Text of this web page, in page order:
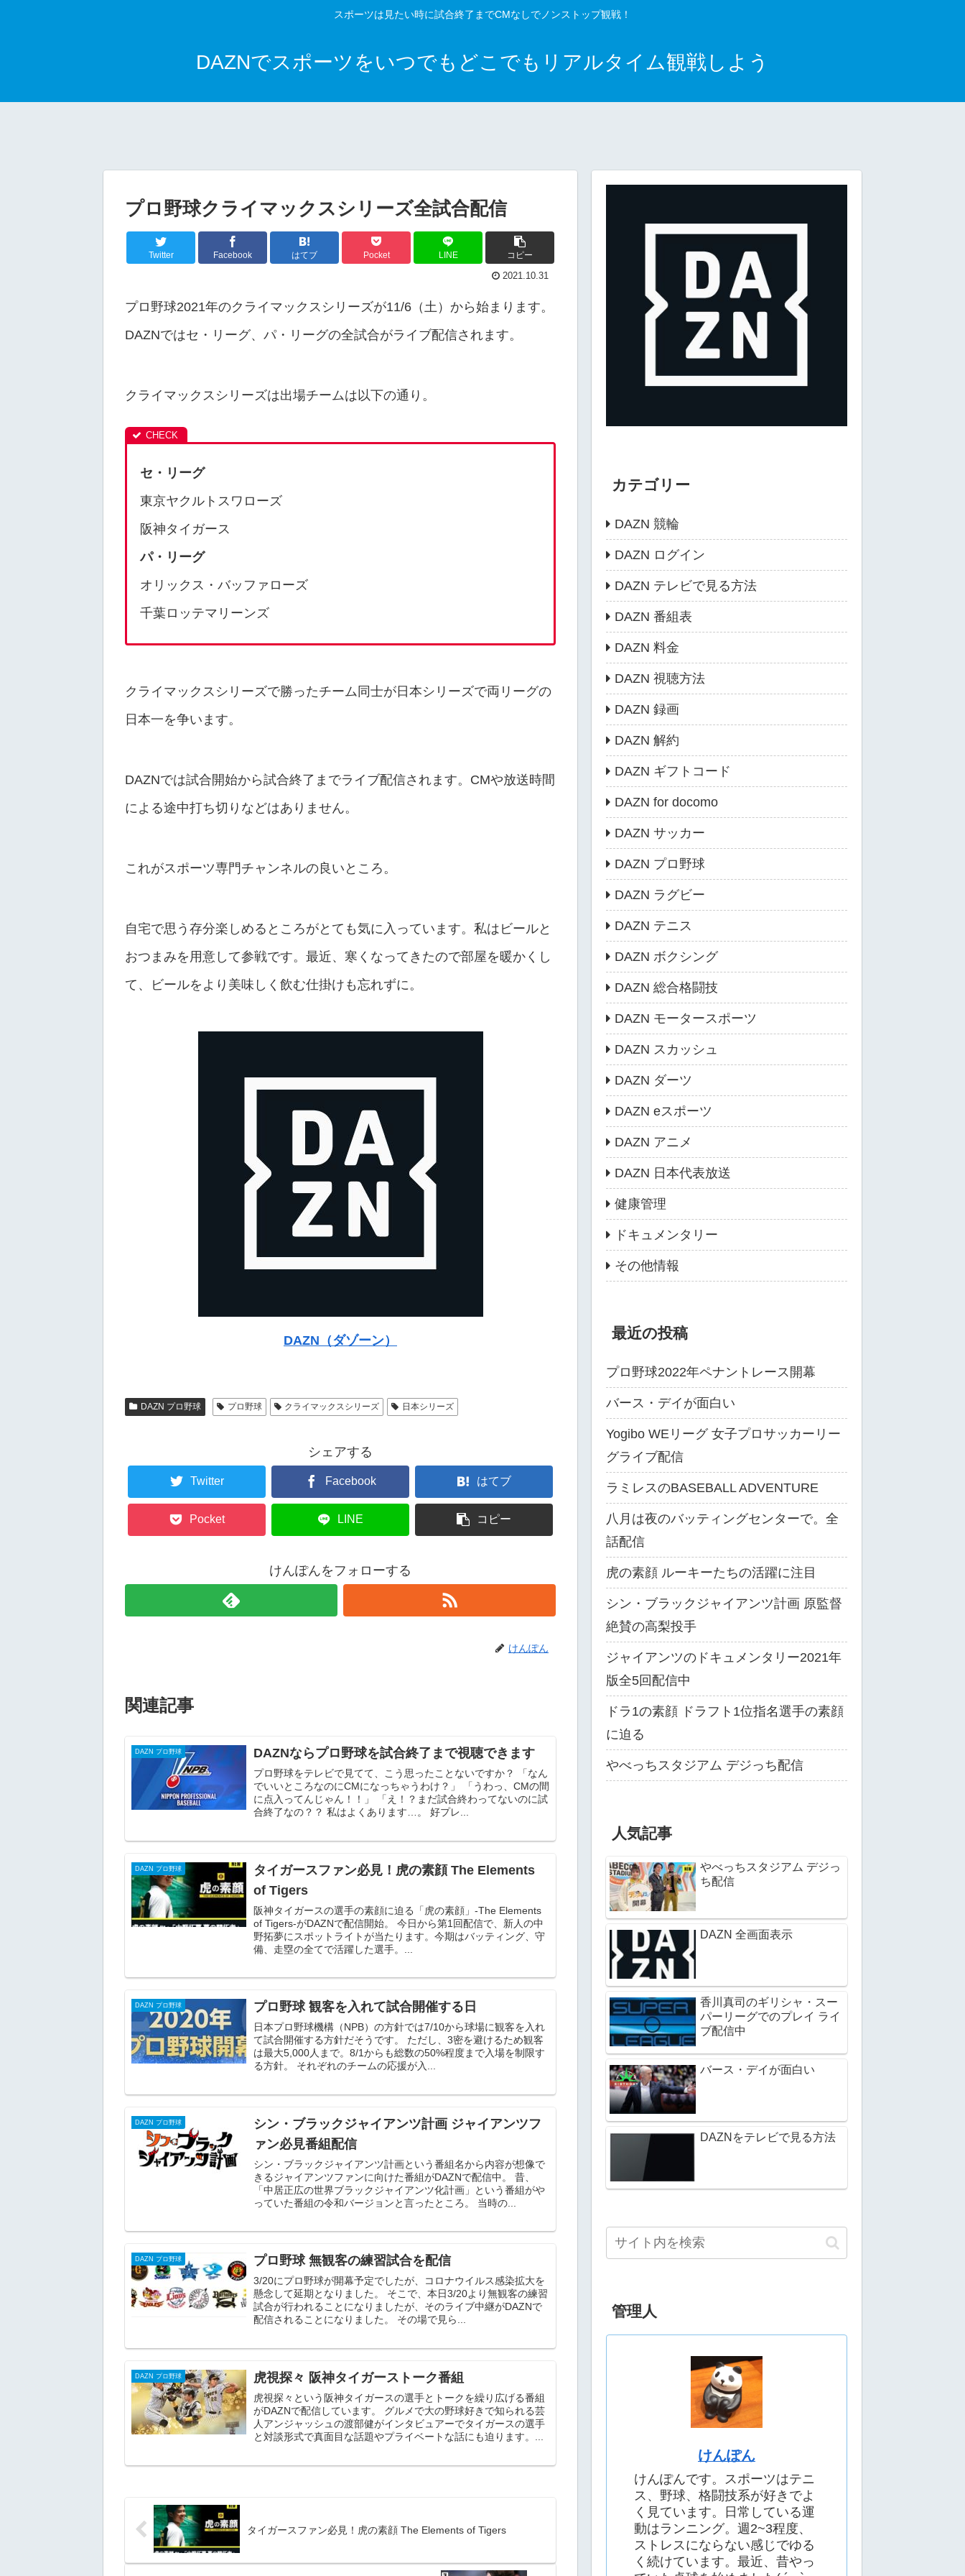
スポーツは見たい時に試合終了までCMなしでノンストップ観戦！
DAZNでスポーツをいつでもどこでもリアルタイム観戦しよう
プロ野球クライマックスシリーズ全試合配信
Twitter Facebook はてブ Pocket LINE コピー
2021.10.31
プロ野球2021年のクライマックスシリーズが11/6（土）から始まります。
DAZNではセ・リーグ、パ・リーグの全試合がライブ配信されます。
クライマックスシリーズは出場チームは以下の通り。
セ・リーグ
東京ヤクルトスワローズ
阪神タイガース
パ・リーグ
オリックス・バッファローズ
千葉ロッテマリーンズ
クライマックスシリーズで勝ったチーム同士が日本シリーズで両リーグの
日本一を争います。
DAZNでは試合開始から試合終了までライブ配信されます。CMや放送時間
による途中打ち切りなどはありません。
これがスポーツ専門チャンネルの良いところ。
自宅で思う存分楽しめるところがとても気に入っています。私はビールと
おつまみを用意して参戦です。最近、寒くなってきたので部屋を暖かくし
て、ビールをより美味しく飲む仕掛けも忘れずに。
DAZN（ダゾーン）
DAZN プロ野球 プロ野球 クライマックスシリーズ 日本シリーズ
シェアする
Twitter Facebook はてブ
Pocket LINE コピー
けんぽんをフォローする
けんぽん
関連記事
DAZN プロ野球 DAZNならプロ野球を試合終了まで視聴できます
プロ野球をテレビで見てて、こう思ったことないですか？ 「なん
でいいところなのにCMになっちゃうわけ？」 「うわっ、CMの間
に点入ってんじゃん！！」 「え！？まだ試合終わってないのに試
合終了なの？？ 私はよくあります…。 好プレ...
DAZN プロ野球
タイガースファン必見！虎の素顔 The Elements
of Tigers
阪神タイガースの選手の素顔に迫る「虎の素顔」-The Elements
of Tigers-がDAZNで配信開始。 今日から第1回配信で、新人の中
野拓夢にスポットライトが当たります。今期はバッティング、守
備、走塁の全てで活躍した選手。...
DAZN プロ野球 プロ野球 観客を入れて試合開催する日
日本プロ野球機構（NPB）の方針では7/10から球場に観客を入れ
て試合開催する方針だそうです。 ただし、3密を避けるため観客
は最大5,000人まで。8/1からも総数の50%程度まで入場を制限す
る方針。 それぞれのチームの応援が入...
DAZN プロ野球
シン・ブラックジャイアンツ計画 ジャイアンツフ
ァン必見番組配信
シン・ブラックジャイアンツ計画という番組名から内容が想像で
きるジャイアンツファンに向けた番組がDAZNで配信中。 昔、
「中居正広の世界ブラックジャイアンツ化計画」という番組がや
っていた番組の令和バージョンと言ったところ。 当時の...
DAZN プロ野球 プロ野球 無観客の練習試合を配信
3/20にプロ野球が開幕予定でしたが、コロナウイルス感染拡大を
懸念して延期となりました。 そこで、本日3/20より無観客の練習
試合が行われることになりましたが、そのライブ中継がDAZNで
配信されることになりました。 その場で見ら...
DAZN プロ野球 虎視探々 阪神タイガーストーク番組
虎視探々という阪神タイガースの選手とトークを繰り広げる番組
がDAZNで配信しています。 グルメで大の野球好きで知られる芸
人アンジャッシュの渡部健がインタビュアーでタイガースの選手
と対談形式で真面目な話題やプライベートな話にも迫ります。...
タイガースファン必見！虎の素顔 The Elements of Tigers
カテゴリー
DAZN 競輪
DAZN ログイン
DAZN テレビで見る方法
DAZN 番組表
DAZN 料金
DAZN 視聴方法
DAZN 録画
DAZN 解約
DAZN ギフトコード
DAZN for docomo
DAZN サッカー
DAZN プロ野球
DAZN ラグビー
DAZN テニス
DAZN ボクシング
DAZN 総合格闘技
DAZN モータースポーツ
DAZN スカッシュ
DAZN ダーツ
DAZN eスポーツ
DAZN アニメ
DAZN 日本代表放送
健康管理
ドキュメンタリー
その他情報
最近の投稿
プロ野球2022年ペナントレース開幕
バース・デイが面白い
Yogibo WEリーグ 女子プロサッカーリー
グライブ配信
ラミレスのBASEBALL ADVENTURE
八月は夜のバッティングセンターで。全
話配信
虎の素顔 ルーキーたちの活躍に注目
シン・ブラックジャイアンツ計画 原監督
絶賛の高梨投手
ジャイアンツのドキュメンタリー2021年
版全5回配信中
ドラ1の素顔 ドラフト1位指名選手の素顔
に迫る
やべっちスタジアム デジっち配信
人気記事
やべっちスタジアム デジっ
ち配信
DAZN 全画面表示
香川真司のギリシャ・スー
パーリーグでのプレイ ライ
ブ配信中
バース・デイが面白い
DAZNをテレビで見る方法
管理人
けんぽん
けんぽんです。スポーツはテニ
ス、野球、格闘技系が好きでよ
く見ています。日常している運
動はランニング。週2~3程度、
ストレスにならない感じでゆる
く続けています。最近、昔やっ